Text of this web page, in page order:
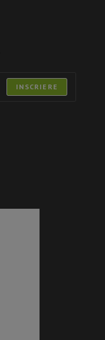
INSCRIERE